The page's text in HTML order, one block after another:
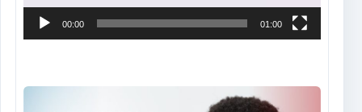
00:00 01:00